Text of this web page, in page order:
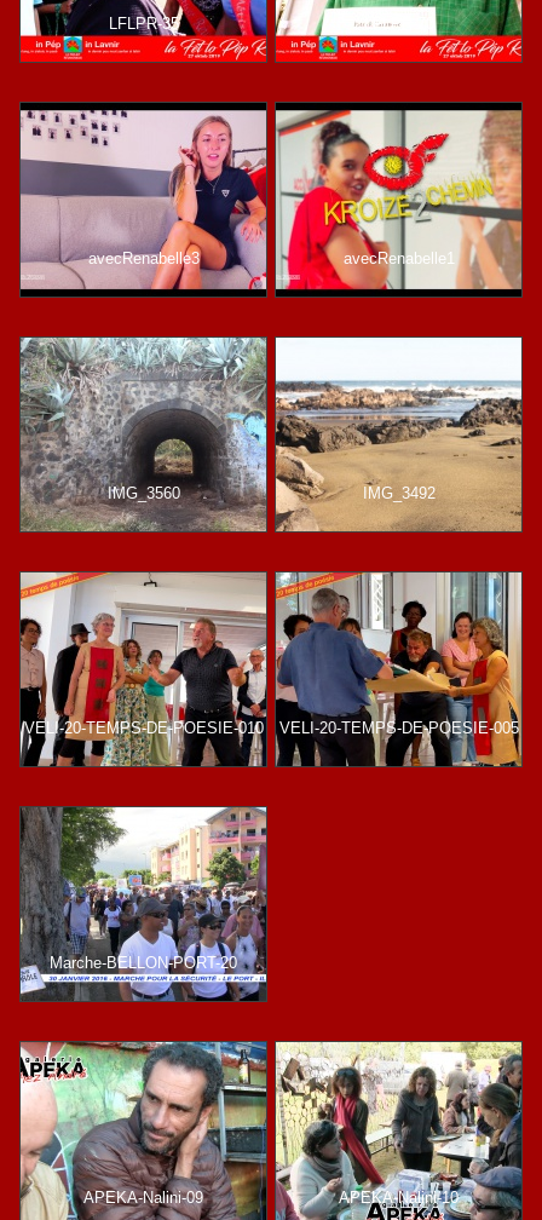
LFLPR-35 LFLPR-70
avecRenabelle3 avecRenabelle1
IMG_3560 IMG_3492
VELI-20-TEMPS-DE-POESIE-010 VELI-20-TEMPS-DE-POESIE-005
Marche-BELLON-PORT-20
APEKA-Nalini-09 APEKA-Nalini-10